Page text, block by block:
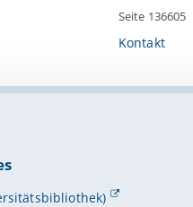
Seite 136605
Kontakt